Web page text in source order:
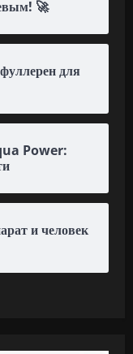
🚀
для
Power:
и человек